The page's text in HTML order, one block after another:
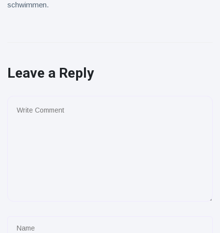
schwimmen.
Leave a Reply